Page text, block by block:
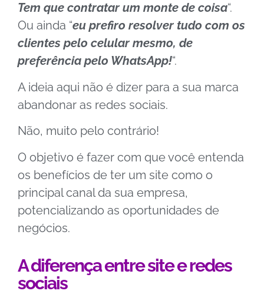
Tem que contratar um monte de coisa“.
Ou ainda “eu prefiro resolver tudo com os
clientes pelo celular mesmo, de
preferência pelo WhatsApp!“.
A ideia aqui não é dizer para a sua marca
abandonar as redes sociais.
Não, muito pelo contrário!
O objetivo é fazer com que você entenda
os benefícios de ter um site como o
principal canal da sua empresa,
potencializando as oportunidades de
negócios.
A diferença entre site e redes
sociais